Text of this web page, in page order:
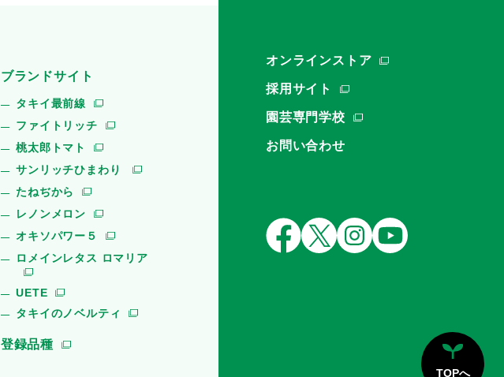
ブランドサイト
タキイ最前線
ファイトリッチ
桃太郎トマト
サンリッチひまわり
たねぢから
レノンメロン
オキソパワー５
ロメインレタス ロマリア
UETE
タキイのノベルティ
登録品種
オンラインストア
採用サイト
園芸専門学校
お問い合わせ
TOPへ